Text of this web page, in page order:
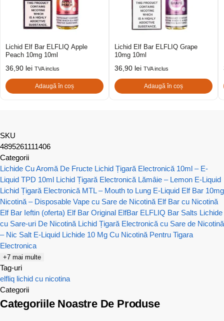
Lichid Elf Bar ELFLIQ Apple
Peach 10mg 10ml
36,90 lei TVA inclus
Adaugă în coș
Lichid Elf Bar ELFLIQ Grape
10mg 10ml
36,90 lei TVA inclus
Adaugă în coș
SKU
4895261111406
Categorii
Lichide Cu Aromă De Fructe Lichid Țigară Electronică 10ml – E-
Liquid TPD 10ml Lichid Țigară Electronică Lămâie – Lemon E-Liquid
Lichid Țigară Electronică MTL – Mouth to Lung E-Liquid Elf Bar 10mg
Nicotină – Disposable Vape cu Sare de Nicotină Elf Bar cu Nicotină
Elf Bar Ieftin (oferta) Elf Bar Original ElfBar ELFLIQ Bar Salts Lichide
cu Sare-uri De Nicotină Lichid Țigară Electronică cu Sare de Nicotină
– Nic Salt E-Liquid Lichide 10 Mg Cu Nicotină Pentru Tigara
Electronica
+7 mai multe
Tag-uri
elfliq lichid cu nicotina
Categorii
Categoriile Noastre De Produse